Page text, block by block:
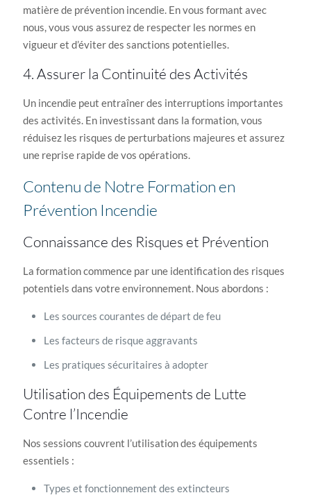
matière de prévention incendie. En vous formant avec
nous, vous vous assurez de respecter les normes en
vigueur et d’éviter des sanctions potentielles.
4. Assurer la Continuité des Activités
Un incendie peut entraîner des interruptions importantes
des activités. En investissant dans la formation, vous
réduisez les risques de perturbations majeures et assurez
une reprise rapide de vos opérations.
Contenu de Notre Formation en
Prévention Incendie
Connaissance des Risques et Prévention
La formation commence par une identification des risques
potentiels dans votre environnement. Nous abordons :
Les sources courantes de départ de feu
Les facteurs de risque aggravants
Les pratiques sécuritaires à adopter
Utilisation des Équipements de Lutte
Contre l’Incendie
Nos sessions couvrent l’utilisation des équipements
essentiels :
Types et fonctionnement des extincteurs